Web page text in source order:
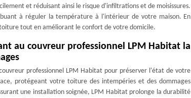
et réduisant ainsi le risque d'infiltrations et de moisissures.
à réguler la température à l'intérieur de votre maison. En
tout en améliorant le confort de votre domicile.
au couvreur professionnel LPM Habitat la
professionnel LPM Habitat pour préserver l'état de votre
protégeant votre toiture des intempéries et des dommages
une installation soignée, LPM Habitat prolonge la durabilité